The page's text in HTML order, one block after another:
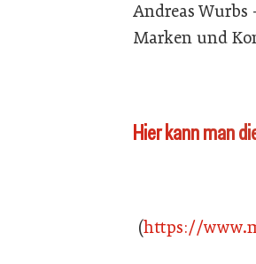
Andreas
Marken und
Hier kann man
(https://